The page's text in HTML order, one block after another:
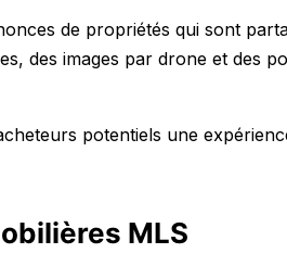
de propriétés qui sont
des images par drone et des
potentiels une
MLS